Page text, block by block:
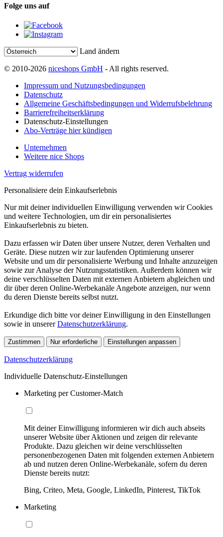
Folge uns auf
Land ändern
© 2010-2026 niceshops GmbH - All rights reserved.
Impressum und Nutzungsbedingungen
Datenschutz
Allgemeine Geschäftsbedingungen und Widerrufsbelehrung
Barrierefreiheitserklärung
Datenschutz-Einstellungen
Abo-Verträge hier kündigen
Unternehmen
Weitere nice Shops
Vertrag widerrufen
Personalisiere dein Einkaufserlebnis
Nur mit deiner individuellen Einwilligung verwenden wir Cookies
und weitere Technologien, um dir ein personalisiertes
Einkaufserlebnis zu bieten.
Dazu erfassen wir Daten über unsere Nutzer, deren Verhalten und
Geräte. Diese nutzen wir zur laufenden Optimierung unserer
Website und um dir personalisierte Werbung und Inhalte anzuzeigen
sowie zur Analyse der Nutzungsstatistiken. Außerdem können wir
deine verschlüsselten Daten mit externen Anbietern abgleichen und
dir über deren Online-Werbekanäle Angebote anzeigen, nur wenn
du deren Dienste bereits selbst nutzt.
Erkundige dich bitte vor deiner Einwilligung in den Einstellungen
sowie in unsererDatenschutzerklärung.
Zustimmen Nur erforderliche Einstellungen anpassen
Datenschutzerklärung
Individuelle Datenschutz-Einstellungen
Marketing per Customer-Match
Mit deiner Einwilligung informieren wir dich auch abseits
unserer Website über Aktionen und zeigen dir relevante
Produkte. Dazu gleichen wir deine verschlüsselten
personenbezogenen Daten mit folgenden externen Anbietern
ab und nutzen deren Online-Werbekanäle, sofern du deren
Dienste bereits nutzt:
Bing, Criteo, Meta, Google, LinkedIn, Pinterest, TikTok
Marketing